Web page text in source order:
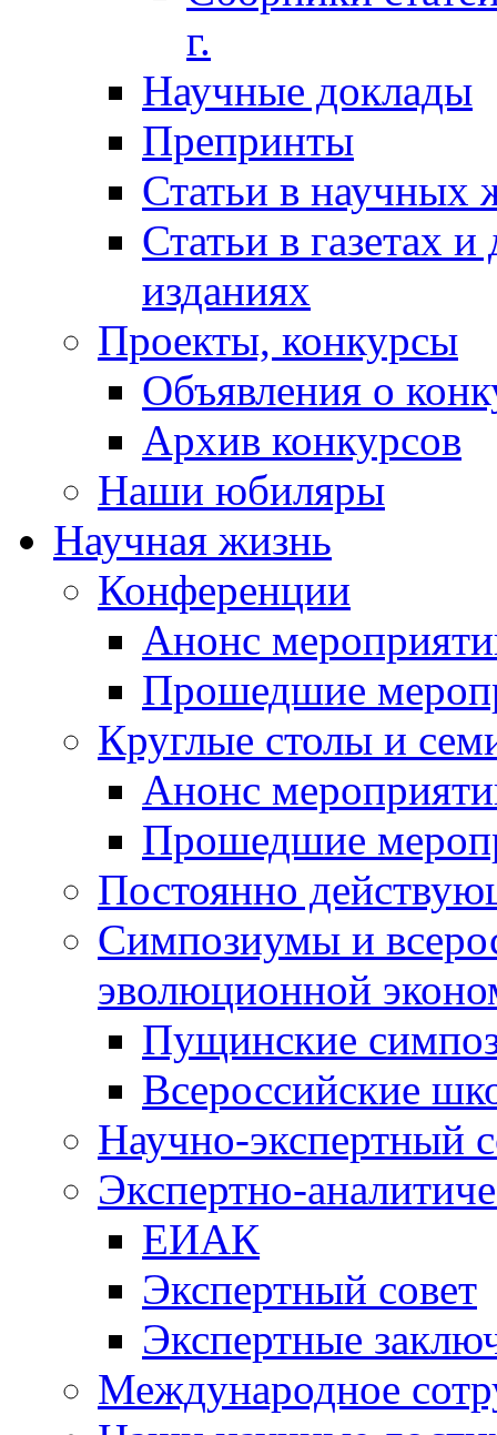
г.
Научные доклады
Препринты
Статьи в научных
Статьи в газетах
изданиях
Проекты, конкурсы
Объявления о
Архив конкурсов
Наши юбиляры
Научная жизнь
Конференции
Анонс
Прошедшие
Круглые столы и
Анонс
Прошедшие
Постоянно
Симпозиумы и
эволюционной
Пущинские
Всероссийские
Научно-экспертный
Экспертно-
ЕИАК
Экспертный совет
Экспертные
Международное